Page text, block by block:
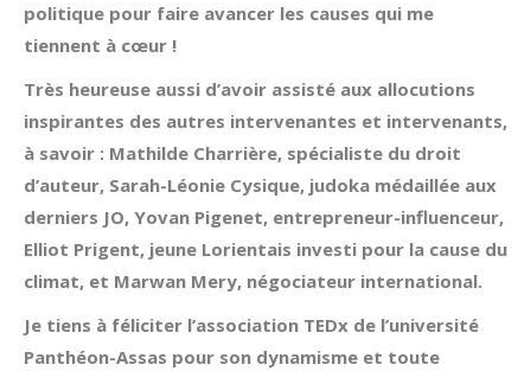
politique pour faire avancer les causes qui me
tiennent à cœur !
Très heureuse aussi d’avoir assisté aux allocutions
inspirantes des autres intervenantes et intervenants,
à savoir : Mathilde Charrière, spécialiste du droit
d’auteur, Sarah-Léonie Cysique, judoka médaillée aux
derniers JO, Yovan Pigenet, entrepreneur-influenceur,
Elliot Prigent, jeune Lorientais investi pour la cause du
climat, et Marwan Mery, négociateur international.
Je tiens à féliciter l’association TEDx de l’université
Panthéon-Assas pour son dynamisme et toute